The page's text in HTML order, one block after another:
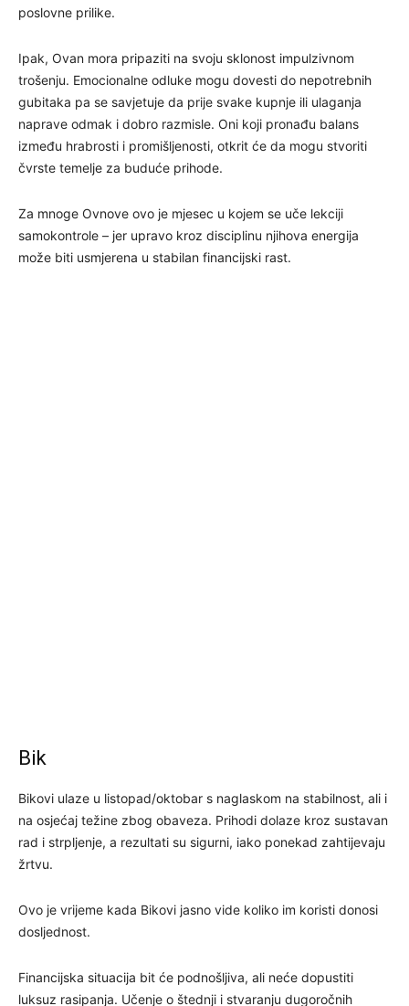
poslovne prilike.
Ipak, Ovan mora pripaziti na svoju sklonost impulzivnom
trošenju. Emocionalne odluke mogu dovesti do nepotrebnih
gubitaka pa se savjetuje da prije svake kupnje ili ulaganja
naprave odmak i dobro razmisle. Oni koji pronađu balans
između hrabrosti i promišljenosti, otkrit će da mogu stvoriti
čvrste temelje za buduće prihode.
Za mnoge Ovnove ovo je mjesec u kojem se uče lekciji
samokontrole – jer upravo kroz disciplinu njihova energija
može biti usmjerena u stabilan financijski rast.
Bik
Bikovi ulaze u listopad/oktobar s naglaskom na stabilnost, ali i
na osjećaj težine zbog obaveza. Prihodi dolaze kroz sustavan
rad i strpljenje, a rezultati su sigurni, iako ponekad zahtijevaju
žrtvu.
Ovo je vrijeme kada Bikovi jasno vide koliko im koristi donosi
dosljednost.
Financijska situacija bit će podnošljiva, ali neće dopustiti
luksuz rasipanja. Učenje o štednji i stvaranju dugoročnih